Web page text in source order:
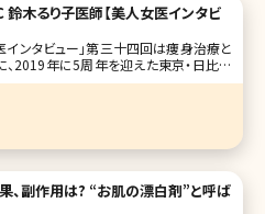
木るり子医師【美人女医インタビ
インタビュー」第三十四回は痩身治療と
、2019年に5周年を迎えた東京・日比谷
木るり子（すずきるりこ）先生です。 優
身治療については内科医の経験がある
、副作用は? “お肌の漂白剤”と呼ば